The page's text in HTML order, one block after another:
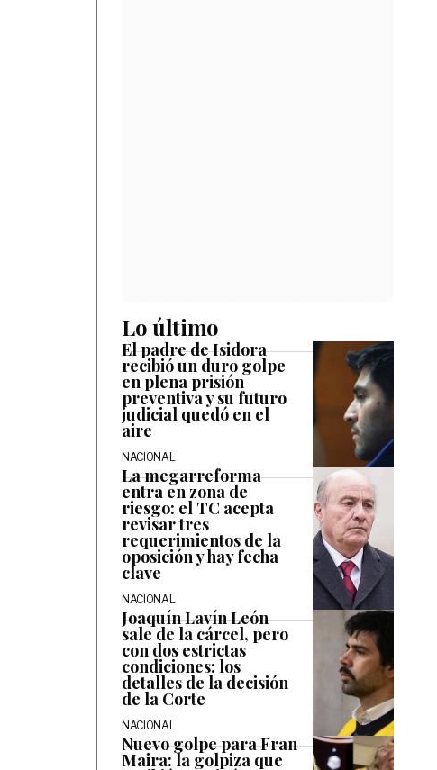
Lo último
El padre de Isidora
recibió un duro golpe
en plena prisión
preventiva y su futuro
judicial quedó en el
aire
NACIONAL
La megarreforma
entra en zona de
riesgo: el TC acepta
revisar tres
requerimientos de la
oposición y hay fecha
clave
NACIONAL
Joaquín Lavín León
sale de la cárcel, pero
con dos estrictas
condiciones: los
detalles de la decisión
de la Corte
NACIONAL
Nuevo golpe para Fran
Maira: la golpiza que